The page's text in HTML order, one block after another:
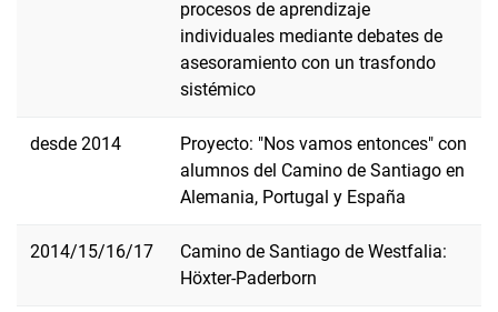
procesos de aprendizaje
individuales mediante debates de
asesoramiento con un trasfondo
sistémico
desde 2014
Proyecto: "Nos vamos entonces" con
alumnos del Camino de Santiago en
Alemania, Portugal y España
2014/15/16/17
Camino de Santiago de Westfalia:
Höxter-Paderborn